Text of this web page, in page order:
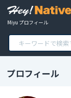
Miyu プロフィール
プロフィール